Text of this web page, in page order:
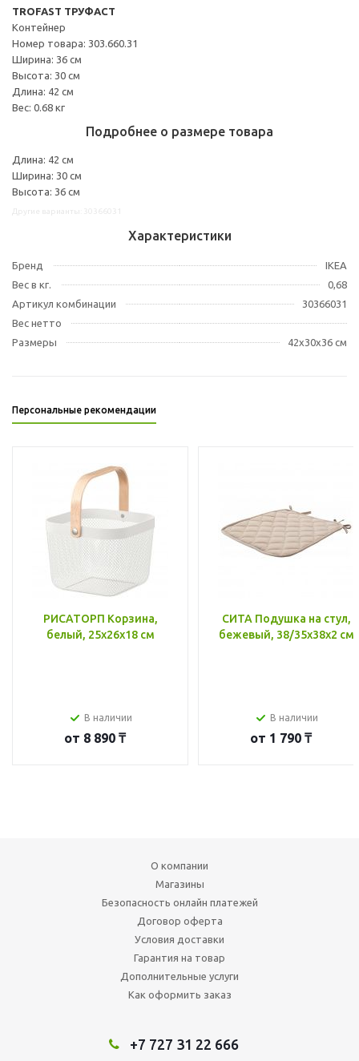
TROFAST ТРУФАСТ
Контейнер
Номер товара: 303.660.31
Ширина: 36 см
Высота: 30 см
Длина: 42 см
Вес: 0.68 кг
Подробнее о размере товара
Длина: 42 см
Ширина: 30 см
Высота: 36 см
Характеристики
Бренд
IKEA
Вес в кг.
0,68
Артикул комбинации
30366031
Вес нетто
Размеры
42x30x36 см
Персональные рекомендации
РИСАТОРП Корзина,
белый, 25x26x18 см
В наличии
от 8 890 ₸
СИТА Подушка на стул,
бежевый, 38/35x38x2 см
В наличии
от 1 790 ₸
О компании
Магазины
Безопасность онлайн платежей
Договор оферта
Условия доставки
Гарантия на товар
Дополнительные услуги
Как оформить заказ
+7 727 31 22 666